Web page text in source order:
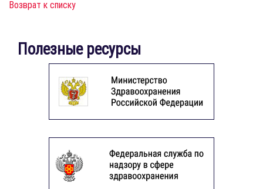
Возврат к списку
Полезные ресурсы